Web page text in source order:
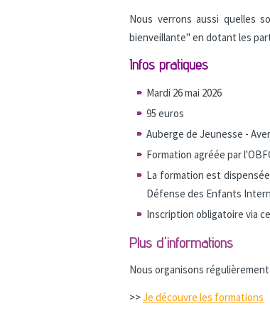
Nous verrons aussi quelles
bienveillante" en dotant les
Infos pratiques
Mardi 26 mai 2026
95 euros
Auberge de Jeunesse -
Formation agréée par
La formation est
Défense des Enfants
Inscription obligatoire via ce
Plus d'informations
Nous organisons
>>Je découvre les formations